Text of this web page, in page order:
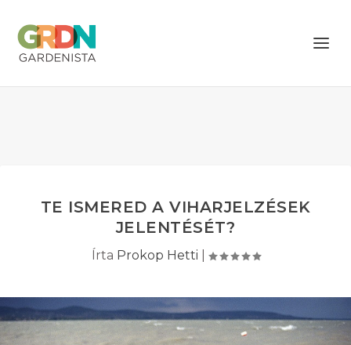
TE ISMERED A VIHARJELZÉSEK
JELENTÉSÉT?
Írta Prokop Hetti